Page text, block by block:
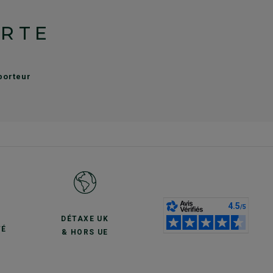
DÉTAXE UK
& HORS UE